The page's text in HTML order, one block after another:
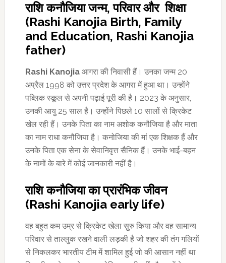
राशि कनौजिया जन्म, परिवार और शिक्षा
(Rashi Kanojia Birth, Family
and Education, Rashi Kanojia
father)
Rashi Kanojiaआगरा की निवासी हैं। उनका जन्म 20
अप्रैल 1998 को उत्तर प्रदेश के आगरा में हुआ था। उन्होंने
पब्लिक स्कूल से अपनी पढ़ाई पूरी की है। 2023 के अनुसार,
उनकी आयु 25 साल है। उन्होंने पिछले 10 सालों से क्रिकेट
खेल रही हैं। उनके पिता का नाम अशोक कनौजिया है और माता
का नाम राधा कनौजिया है। कनोजिया की मां एक शिक्षक हैं और
उनके पिता एक सेना के सेवानिवृत्त सैनिक हैं। उनके भाई-बहन
के नामों के बारे में कोई जानकारी नहीं है।
राशि कनौजिया का प्रारंभिक जीवन
(Rashi Kanojia early life)
वह बहुत कम उम्र से क्रिकेट खेला सुरु किया और वह सामान्य
परिवार से ताल्लुक रखने वाली लड़की है जो शहर की तंग गलियों
से निकलकर भारतीय टीम में शामिल हुई जो की आसान नहीं था